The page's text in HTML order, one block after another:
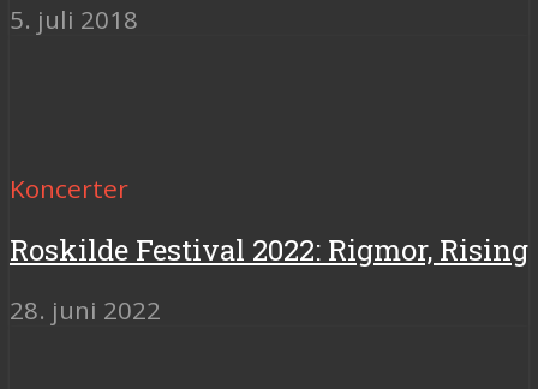
5. juli 2018
Koncerter
Roskilde Festival 2022: Rigmor, Rising
28. juni 2022